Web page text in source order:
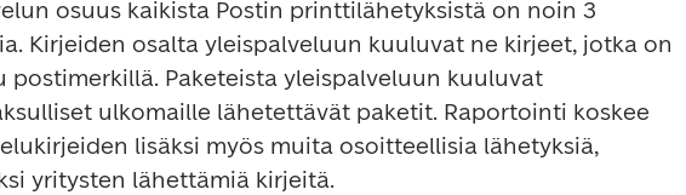
osuus kaikista Postin printtilähetyksistä on noin 3
Kirjeiden osalta yleispalveluun kuuluvat ne kirjeet, jotka on
postimerkillä. Paketeista yleispalveluun kuuluvat
ulkomaille lähetettävät paketit. Raportointi koskee
lisäksi myös muita osoitteellisia lähetyksiä,
yritysten lähettämiä kirjeitä.